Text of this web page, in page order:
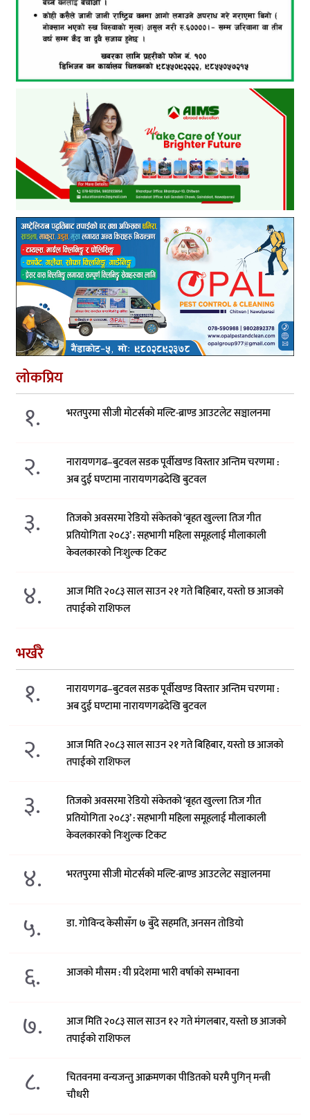
लोकप्रिय
१. भरतपुरमा सीजी मोटर्सको मल्टि-ब्राण्ड आउटलेट सञ्चालनमा
२.
नारायणगढ–बुटवल सडक पूर्वीखण्ड विस्तार अन्तिम चरणमा :
अब दुई घण्टामा नारायणगढदेखि बुटवल
३.
तिजको अवसरमा रेडियो संकेतको ‘बृहत खुल्ला तिज गीत
प्रतियोगिता २०८३’ : सहभागी महिला समूहलाई मौलाकाली
केवलकारको निःशुल्क टिकट
४.
आज मिति २०८३ साल साउन २१ गते बिहिबार, यस्तो छ आजको
तपाईको राशिफल
भर्खरै
१.
नारायणगढ–बुटवल सडक पूर्वीखण्ड विस्तार अन्तिम चरणमा :
अब दुई घण्टामा नारायणगढदेखि बुटवल
२.
आज मिति २०८३ साल साउन २१ गते बिहिबार, यस्तो छ आजको
तपाईको राशिफल
३.
तिजको अवसरमा रेडियो संकेतको ‘बृहत खुल्ला तिज गीत
प्रतियोगिता २०८३’ : सहभागी महिला समूहलाई मौलाकाली
केवलकारको निःशुल्क टिकट
४. भरतपुरमा सीजी मोटर्सको मल्टि-ब्राण्ड आउटलेट सञ्चालनमा
५. डा. गोविन्द केसीसँग ७ बुँदे सहमति, अनसन तोडियो
६. आजको मौसम : यी प्रदेशमा भारी वर्षाको सम्भावना
७.
आज मिति २०८३ साल साउन १२ गते मंगलबार, यस्तो छ आजको
तपाईको राशिफल
८.
चितवनमा वन्यजन्तु आक्रमणका पीडितको घरमै पुगिन् मन्त्री
चौधरी